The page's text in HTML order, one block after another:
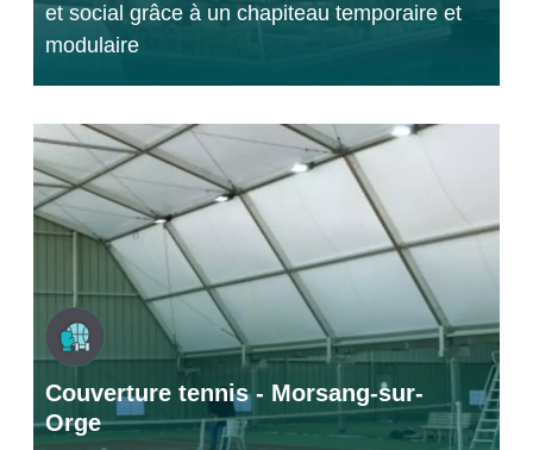
et social grâce à un chapiteau temporaire et
modulaire
Couverture tennis - Morsang-sur-
Orge